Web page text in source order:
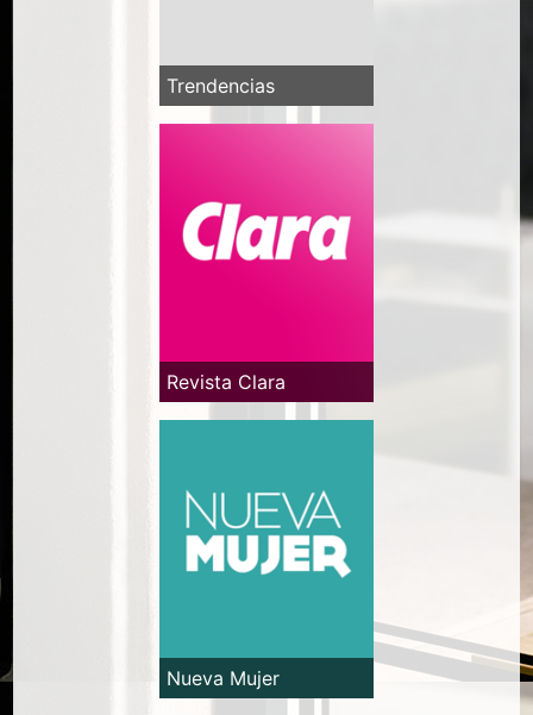
Trendencias
Revista Clara
Nueva Mujer